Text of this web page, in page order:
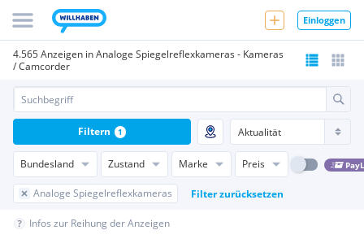
Einloggen
4.565 Anzeigen in Analoge Spiegelreflexkameras - Kameras
/ Camcorder
Bundesland Zustand Marke Preis
Analoge Spiegelreflexkameras Filter zurücksetzen
Filtern 1
Infos zur Reihung der Anzeigen